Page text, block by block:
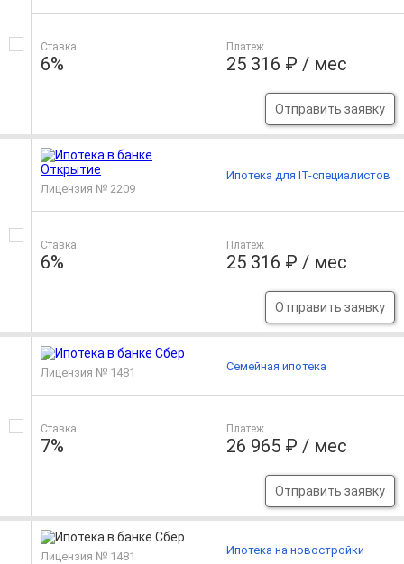
Ставка
6%
Платеж
25 316 ₽ / мес
Отправить заявку
Лицензия № 2209
Ставка
6%
Платеж
25 316 ₽ / мес
Отправить заявку
Ипотека для IT-специалистов
Лицензия № 1481
Ставка
7%
Платеж
26 965 ₽ / мес
Отправить заявку
Семейная ипотека
Лицензия № 1481 Ипотека на новостройки